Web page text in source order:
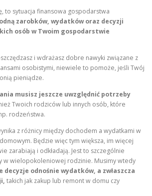
to sytuacja finansowa gospodarstwa
zarobków, wydatków oraz decyzji
osób w Twoim gospodarstwie
i wdrażasz dobre nawyki związane z
osobistymi, niewiele to pomoże, jeśli Twój
pieniądze.
musisz jeszcze uwzględnić potrzeby
Twoich rodziców lub innych osób, które
rodzeństwa.
z różnicy między dochodem a wydatkami w
Będzie więc tym większa, im więcej
zarabiają i odkładają. Jest to szczególnie
w wielopokoleniowej rodzinie. Musimy wtedy
decyzje odnośnie wydatków, a zwłaszcza
takich jak zakup lub remont w domu czy